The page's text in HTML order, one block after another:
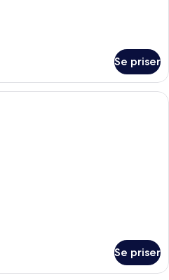
Se priser
Et hotelværelse med to senge, et
Se priser